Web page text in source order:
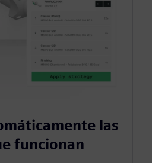
las
funcionan